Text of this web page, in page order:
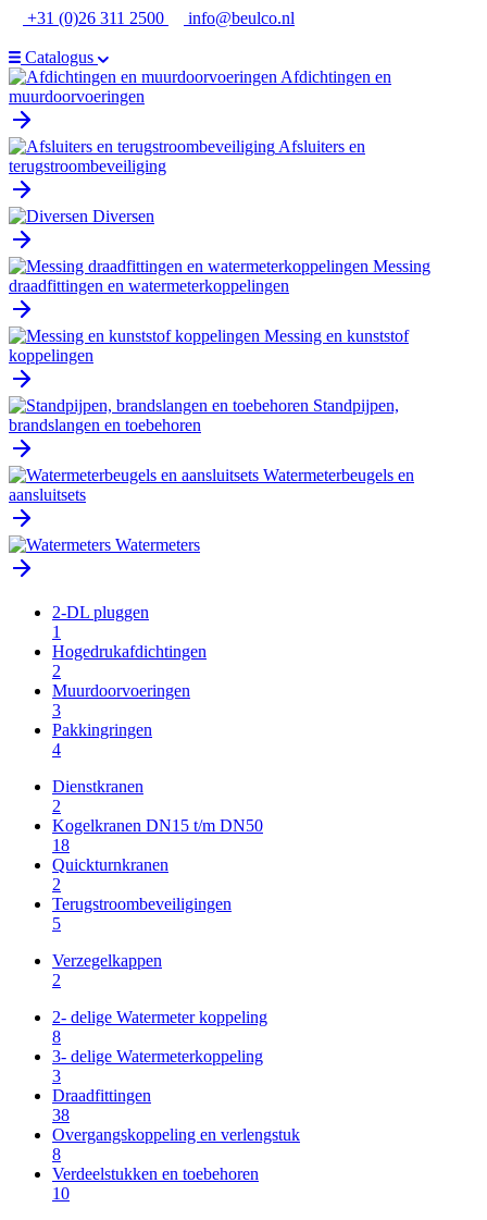
Ga
de
inhoud
+31 (0)26 311 2500 info@beulco.nl
Catalogus
Afdichtingen en
muurdoorvoeringen
Afsluiters en
terugstroombeveiliging
Diversen
Messing
draadfittingen en watermeterkoppelingen
Messing en kunststof
koppelingen
Standpijpen,
brandslangen en toebehoren
Watermeterbeugels en
aansluitsets
Watermeters
2-DL pluggen
1
Hogedrukafdichtingen
2
Muurdoorvoeringen
3
Pakkingringen
4
Dienstkranen
2
Kogelkranen DN15 t/m DN50
18
Quickturnkranen
2
Terugstroombeveiligingen
5
Verzegelkappen
2
2- delige Watermeter koppeling
8
3- delige Watermeterkoppeling
3
Draadfittingen
38
Overgangskoppeling en verlengstuk
8
Verdeelstukken en toebehoren
10